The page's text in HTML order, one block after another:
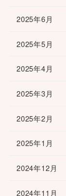
2025年6月
2025年5月
2025年4月
2025年3月
2025年2月
2025年1月
2024年12月
2024年11月